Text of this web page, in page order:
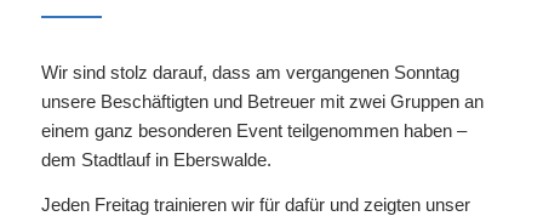
Wir sind stolz darauf, dass am vergangenen Sonntag
unsere Beschäftigten und Betreuer mit zwei Gruppen an
einem ganz besonderen Event teilgenommen haben –
dem Stadtlauf in Eberswalde.
Jeden Freitag trainieren wir für dafür und zeigten unser